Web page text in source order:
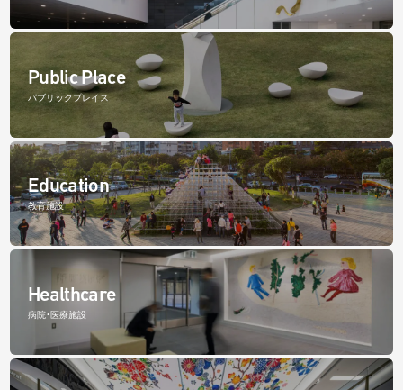
Public Place
パブリックプレイス
Education
教育施設
Healthcare
病院・医療施設